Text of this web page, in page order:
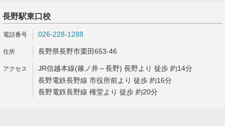
長野駅東口校
026-228-1288
長野県長野市栗田653-46
JR信越本線(篠ノ井～長野) 長野より 徒歩 約14分
長野電鉄長野線 市役所前より 徒歩 約16分
長野電鉄長野線 権堂より 徒歩 約20分